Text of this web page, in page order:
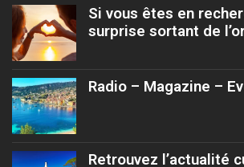
Si vous êtes en
surprise sortant de
Radio – Magazine –
Retrouvez l’actualité